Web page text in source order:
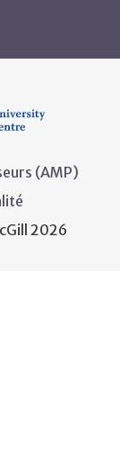
(AMP)
2026